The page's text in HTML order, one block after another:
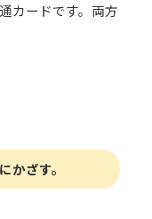
カードです。両方
かざす。